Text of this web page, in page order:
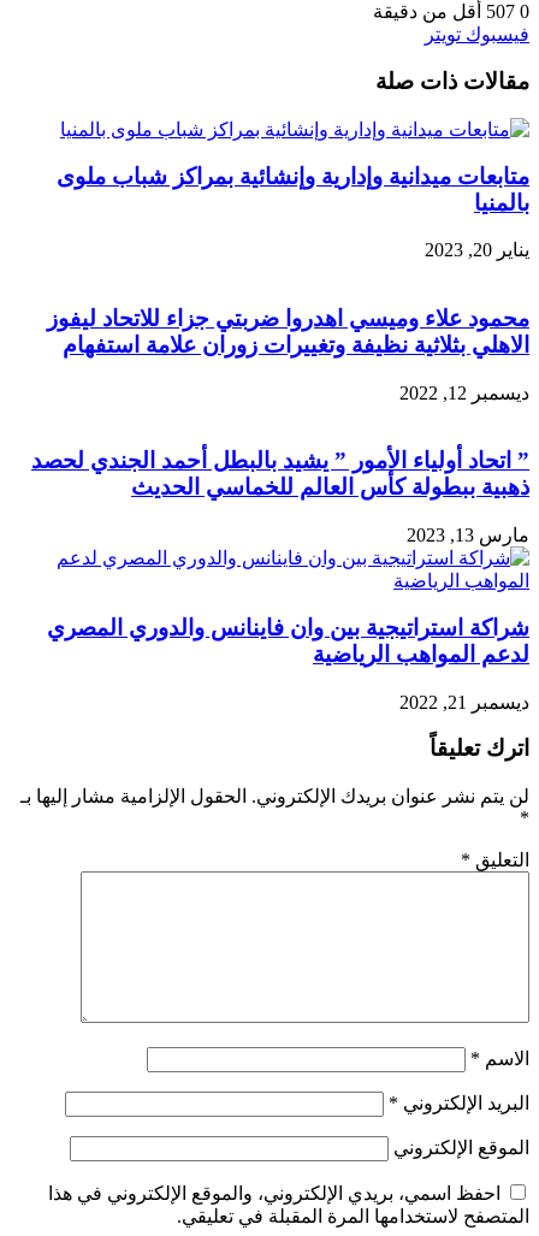
0
أقل من دقيقة
فيسبوك تويتر
البريد
مقالات ذات صلة
متابعات ميدانية وإدارية وإنشائية بمراكز شباب ملوى
بالمنيا
يناير 20, 2023
محمود علاء وميسي اهدروا ضربتي جزاء للاتحاد ليفوز
الاهلي بثلاثية نظيفة وتغييرات زوران علامة استفهام
ديسمبر 12, 2022
” اتحاد أولياء الأمور ” يشيد بالبطل أحمد الجندي لحصد
ذهبية ببطولة كأس العالم للخماسي الحديث
مارس 13, 2023
شراكة استراتيجية بين وان فاينانس والدوري المصري
لدعم المواهب الرياضية
ديسمبر 21, 2022
اترك تعليقاً
لن يتم نشر عنوان بريدك الإلكتروني. الحقول الإلزامية مشار إليها بـ
*
التعليق *
الاسم *
البريد الإلكتروني *
الموقع الإلكتروني
احفظ اسمي، بريدي الإلكتروني، والموقع الإلكتروني في هذا
المتصفح لاستخدامها المرة المقبلة في تعليقي.